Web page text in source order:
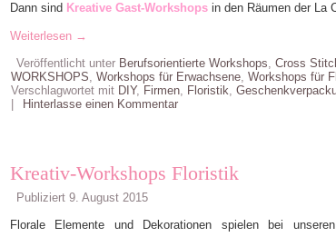
Dann sind Kreative Gast-Workshops in den Räumen der La
Weiterlesen →
Veröffentlicht unter Berufsorientierte Workshops, Cross
WORKSHOPS, Workshops für Erwachsene, Workshops für
Verschlagwortet mit DIY, Firmen, Floristik,
Hinterlasse einen Kommentar
Kreativ-Workshops Floristik
Publiziert 9. August 2015
Florale Elemente und Dekorationen spielen bei